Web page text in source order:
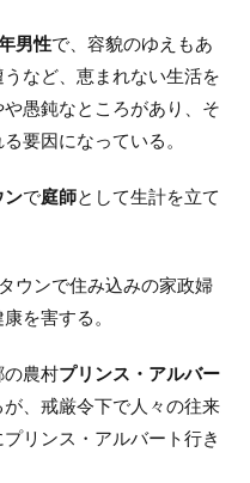
男性で、容貌のゆえもあ
など、恵まれない生活を
愚鈍なところがあり、そ
要因になっている。
ンで庭師として生計を立て
ウンで住み込みの家政婦
を害する。
の農村プリンス・アルバー
、戒厳令下で人々の往来
リンス・アルバート行き